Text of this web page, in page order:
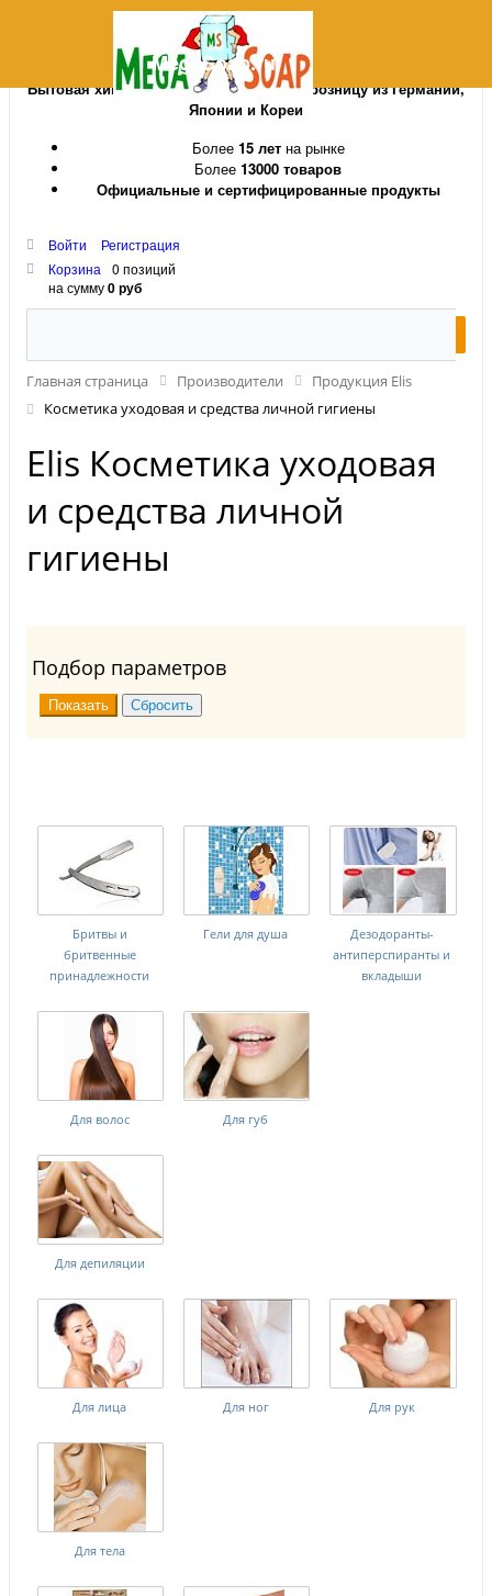
MegaSoap.ru
Бытовая химия и косметика оптом и в розницу из Германии,
Японии и Кореи
Более 15 летна рынке
Более 13000 товаров
Официальные и сертифицированные продукты
Войти
Регистрация
Корзина
0 позиций
на сумму0 руб
Главная страница Производители
Продукция Elis
Косметика уходовая и средства личной гигиены
Elis Косметика уходовая
и средства личной
гигиены
Подбор параметров
Бритвы и
бритвенные
принадлежности
Гели для душа
Дезодоранты-
антиперспиранты и
вкладыши
Для волос Для губ
Для депиляции
Для лица Для ног Для рук
Для тела